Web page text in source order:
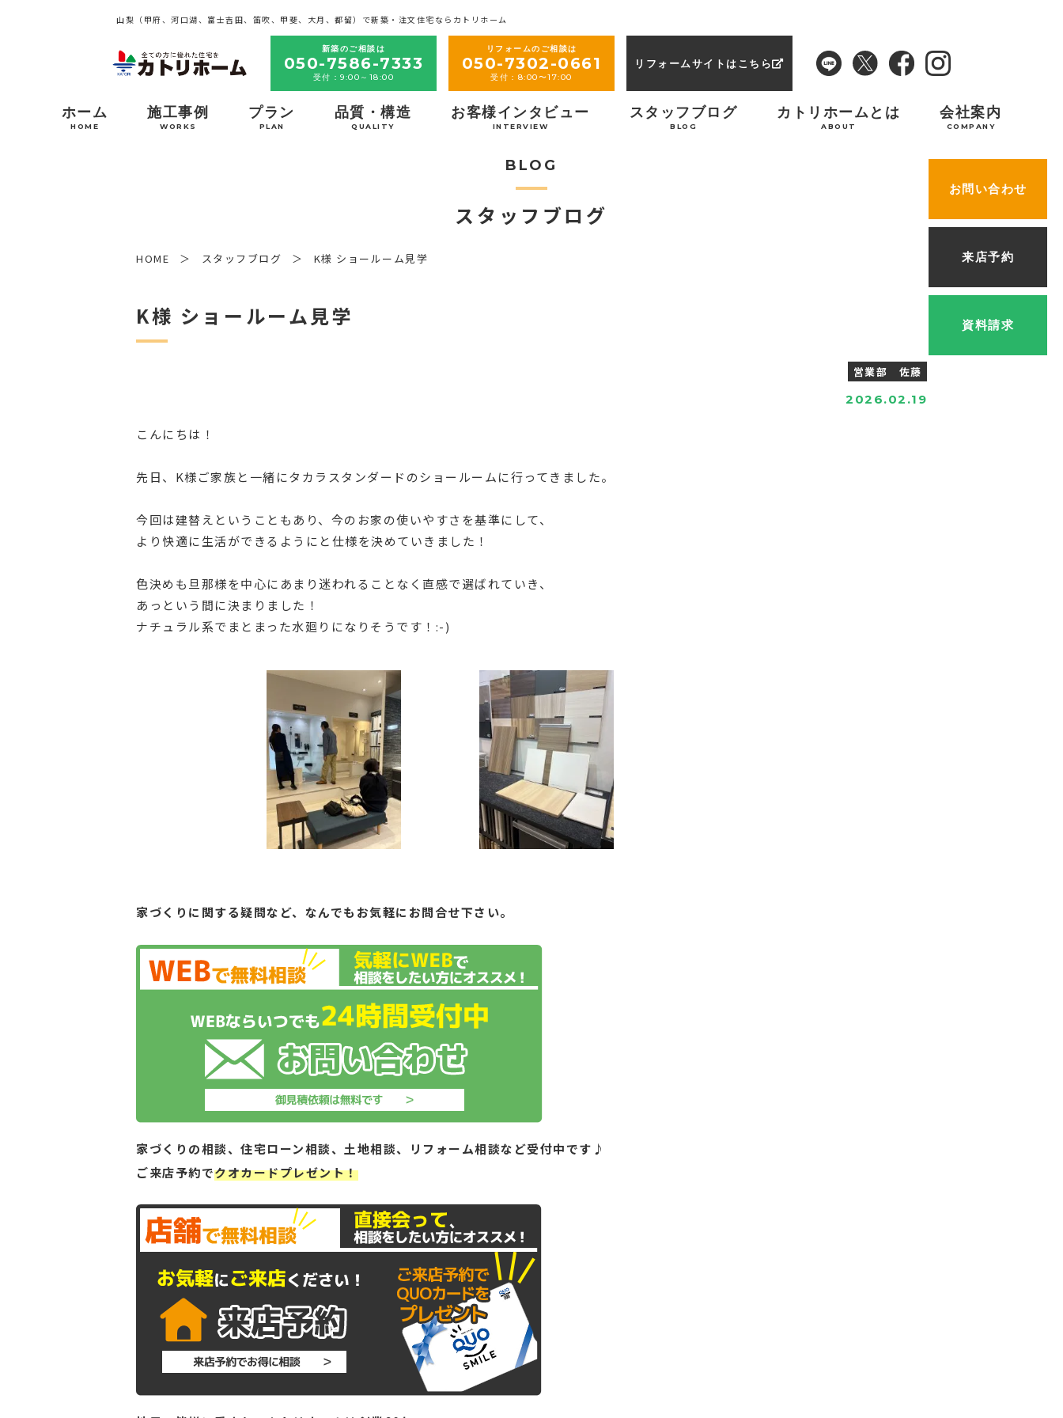
山梨（甲府、河口湖、富士吉田、笛吹、甲斐、大月、都留）で新築・注文住宅ならカトリホーム
新築のご相談は
050-7586-7333
受付：9:00～18:00
リフォームのご相談は
050-7302-0661
受付：8:00〜17:00
リフォームサイトはこちら
ホーム
HOME
施工事例
WORKS
プラン
PLAN
品質・構造
QUALITY
お客様インタビュー
INTERVIEW
スタッフブログ
BLOG
カトリホームとは
ABOUT
会社案内
COMPANY
お問い合わせ
来店予約
資料請求
BLOG
スタッフブログ
HOME スタッフブログ K様 ショールーム見学
K様 ショールーム見学
営業部 佐藤
2026.02.19
こんにちは！
先日、K様ご家族と一緒にタカラスタンダードのショールームに行ってきました。
今回は建替えということもあり、今のお家の使いやすさを基準にして、
より快適に生活ができるようにと仕様を決めていきました！
色決めも旦那様を中心にあまり迷われることなく直感で選ばれていき、
あっという間に決まりました！
ナチュラル系でまとまった水廻りになりそうです！:-)
家づくりに関する疑問など、 なんでもお気軽にお問合せ下さい。
家づくりの相談、住宅ローン相談、土地相談、リフォーム相談など受付中です♪
ご来店予約でクオカードプレゼント！